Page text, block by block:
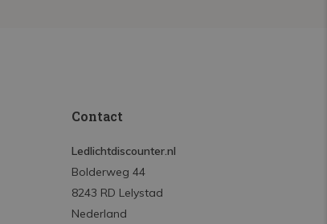
Contact
Ledlichtdiscounter.nl
Bolderweg 44
8243 RD Lelystad
Nederland